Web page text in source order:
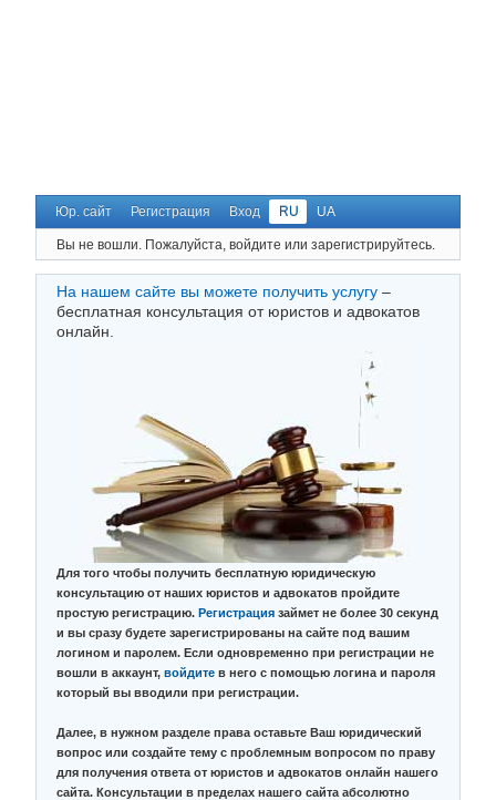
Юр. сайт Регистрация Вход RU UA
Вы не вошли. Пожалуйста, войдите или зарегистрируйтесь.
На нашем сайте вы можете получить услугу –
бесплатная консультация от юристов и адвокатов
онлайн.
Для того чтобы получить бесплатную юридическую
консультацию от наших юристов и адвокатов пройдите
простую регистрацию. Регистрация займет не более 30 секунд
и вы сразу будете зарегистрированы на сайте под вашим
логином и паролем. Если одновременно при регистрации не
вошли в аккаунт, войдите в него с помощью логина и пароля
который вы вводили при регистрации.
Далее, в нужном разделе права оставьте Ваш юридический
вопрос или создайте тему с проблемным вопросом по праву
для получения ответа от юристов и адвокатов онлайн нашего
сайта. Консультации в пределах нашего сайта абсолютно